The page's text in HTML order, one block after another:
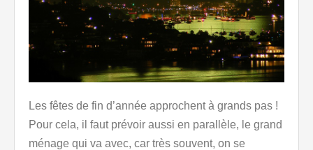
Les fêtes de fin d’année approchent à grands pas !
Pour cela, il faut prévoir aussi en parallèle, le grand
ménage qui va avec, car très souvent, on se